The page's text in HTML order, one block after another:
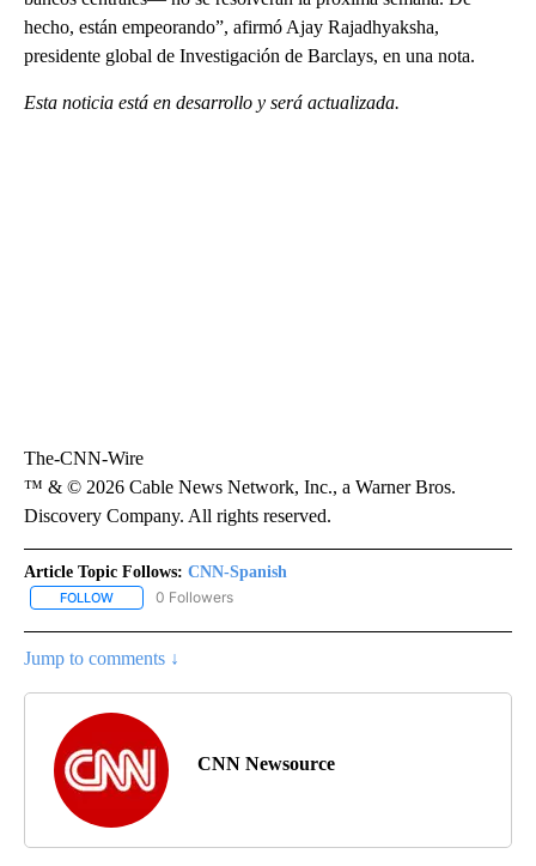
hecho, están empeorando”, afirmó Ajay Rajadhyaksha,
presidente global de Investigación de Barclays, en una nota.
Esta noticia está en desarrollo y será actualizada.
The-CNN-Wire
™ & © 2026 Cable News Network, Inc., a Warner Bros.
Discovery Company. All rights reserved.
Article Topic Follows: CNN-Spanish
FOLLOW FOLLOW "CNN-SPANISH" TO RECEIVE NOTIFICATIONS ABOUT
0 Followers
Jump to comments ↓
CNN Newsource